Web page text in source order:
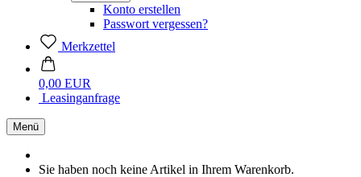
Konto erstellen
Passwort vergessen?
Merkzettel
0,00 EUR
Leasinganfrage
Menü
Sie haben noch keine Artikel in Ihrem Warenkorb.